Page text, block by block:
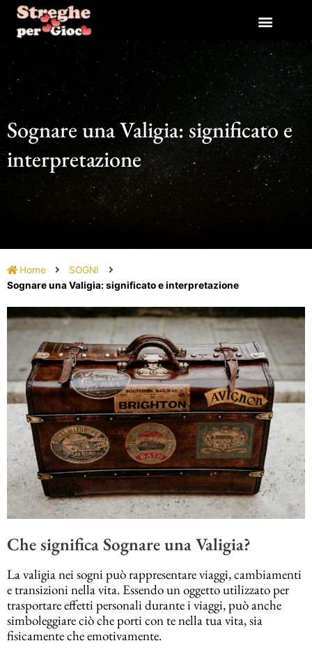
contenuto
Sognare una Valigia: significato e
interpretazione
Home
SOGNI
Sognare una Valigia: significato e interpretazione
Che significa Sognare una Valigia?
La valigia nei sogni può rappresentare viaggi, cambiamenti
e transizioni nella vita. Essendo un oggetto utilizzato per
trasportare effetti personali durante i viaggi, può anche
simboleggiare ciò che porti con te nella tua vita, sia
fisicamente che emotivamente.